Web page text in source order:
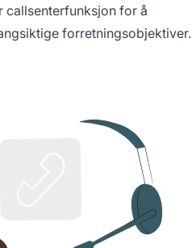
callsenterfunksjon for å
forretningsobjektiver.